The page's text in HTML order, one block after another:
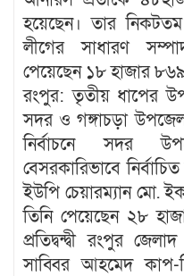
হয়েছেন। তার নিকটতম
লীগের সাধারণ
পেয়েছেন ১৮ হাজার
রংপুর: তৃতীয় ধাপের
সদর ও গঙ্গাচড়া
নির্বাচনে সদর
বেসরকারিভাবে
ইউপি চেয়ারম্যান মো.
তিনি পেয়েছেন ২৮
প্রতিদ্বন্দ্বী রংপুর
সাব্বির আহমেদ কাপ-